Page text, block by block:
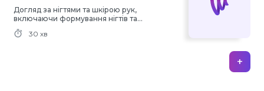
Догляд за нігтями та шкірою рук,
включаючи формування нігтів та
нанесення лаку.
30 хв
+